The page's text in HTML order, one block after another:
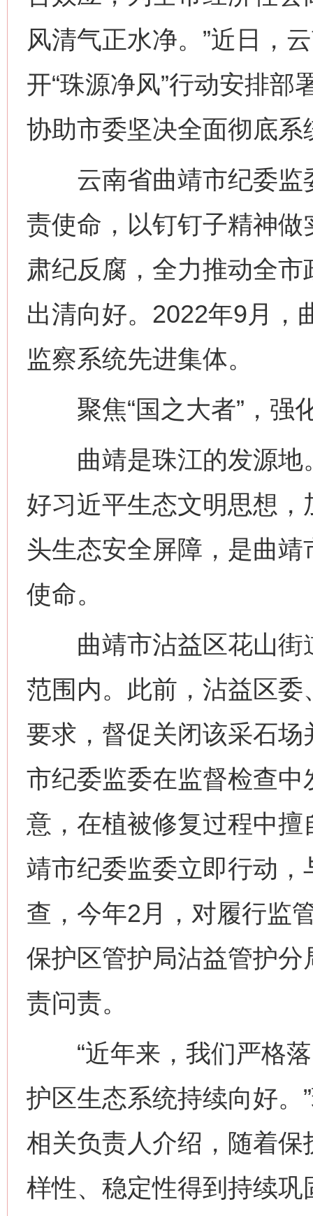
风清气正水净。”近日，
开“珠源净风”行动安排
协助市委坚决全面彻底
云南省曲靖市纪委监
责使命，以钉钉子精神
肃纪反腐，全力推动全
出清向好。2022年9月，
监察系统先进集体。
聚焦“国之大者”，强
曲靖是珠江的发源地
好习近平生态文明思想
头生态安全屏障，是曲
使命。
曲靖市沾益区花山街
范围内。此前，沾益区
要求，督促关闭该采石
市纪委监委在监督检查
意，在植被修复过程中
靖市纪委监委立即行动
查，今年2月，对履行监
保护区管护局沾益管护
责问责。
“近年来，我们严格落
护区生态系统持续向好。
相关负责人介绍，随着
样性、稳定性得到持续